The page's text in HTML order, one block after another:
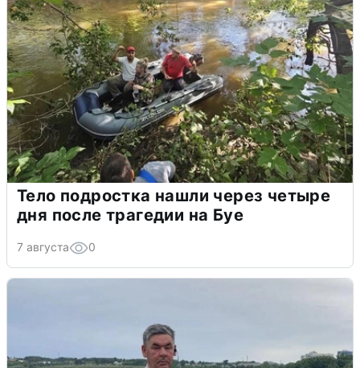
Тело подростка нашли через четыре
дня после трагедии на Буе
7 августа 0